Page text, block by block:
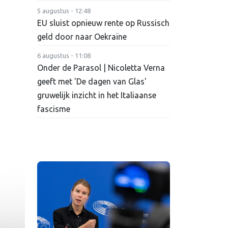
5 augustus - 12:48
EU sluist opnieuw rente op Russisch
geld door naar Oekraïne
6 augustus - 11:08
Onder de Parasol | Nicoletta Verna
geeft met 'De dagen van Glas'
gruwelijk inzicht in het Italiaanse
fascisme